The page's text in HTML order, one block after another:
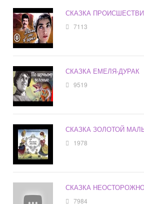
СКАЗКА
7113
СКАЗКА ЕМЕЛЯ-ДУРАК
9519
СКАЗКА ЗОЛОТОЙ
1978
СКАЗКА
7984